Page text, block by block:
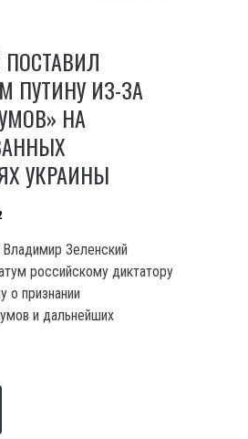
ПУТИНУ ИЗ-ЗА
НА
УКРАИНЫ
Владимир Зеленский
российскому диктатору
о признании
и дальнейших